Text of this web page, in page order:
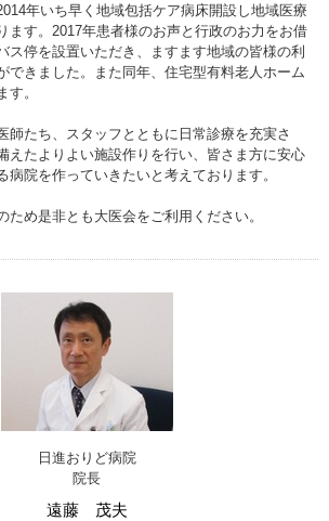
年いち早く地域包括ケア病床開設し地域医療
ます。2017年患者様のお声と行政のお力をお借
ス停を設置いただき、ますます地域の皆様の利
できました。また同年、住宅型有料老人ホーム
す。
師たち、スタッフとともに日常診療を充実さ
えたよりよい施設作りを行い、皆さま方に安心
病院を作っていきたいと考えております。
ため是非とも大医会をご利用ください。
日進おりど病院
院長
遠藤 茂夫